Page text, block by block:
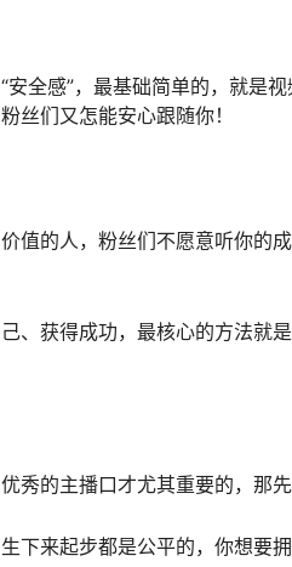
全感”，最基础简单的，就是
丝们又怎能安心跟随你！
值的人，粉丝们不愿意听你的
、获得成功，最核心的方法就
秀的主播口才尤其重要的，那
下来起步都是公平的，你想要